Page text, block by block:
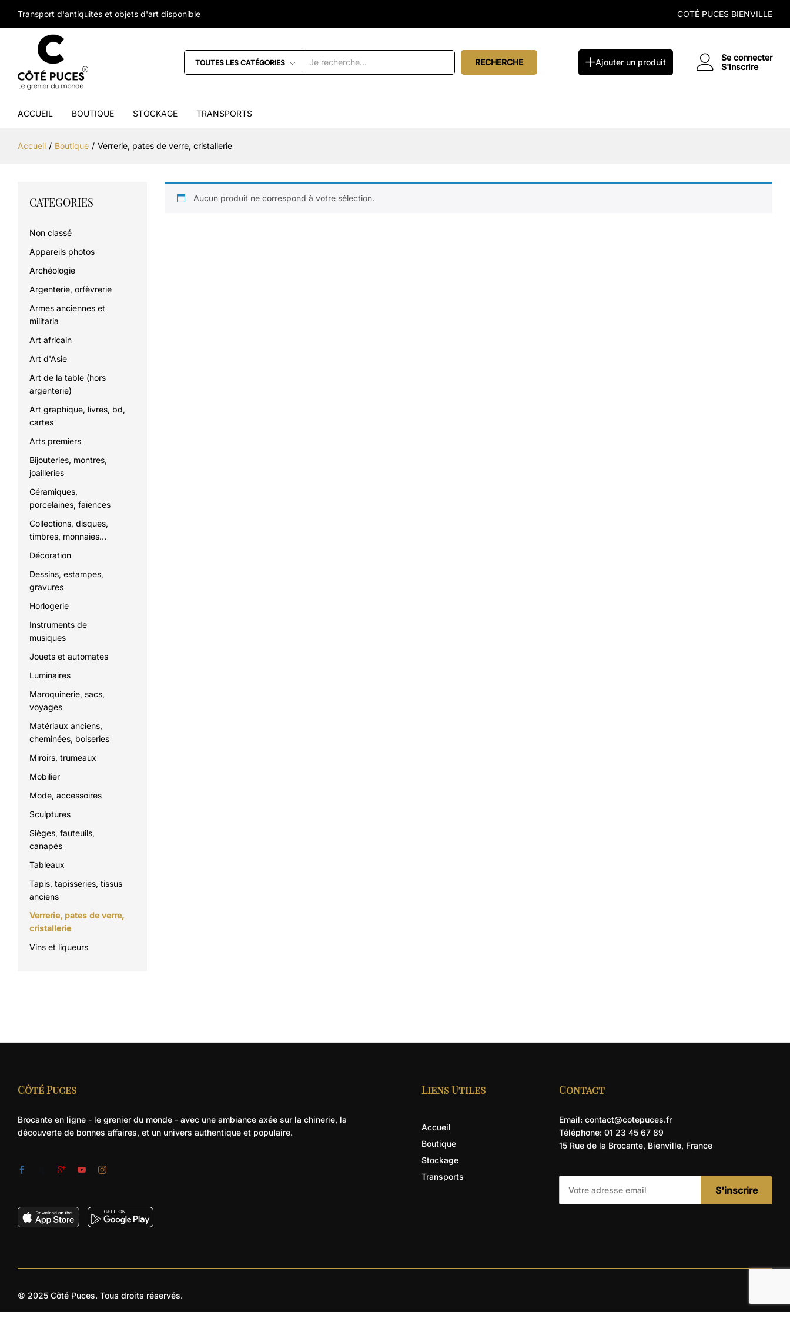
Transport d'antiquités et objets d'art disponible COTÉ PUCES BIENVILLE
TOUTES LES CATÉGORIES RECHERCHE Ajouter un produit
Se connecter
S'inscrire
ACCUEIL BOUTIQUE STOCKAGE TRANSPORTS
Accueil / Boutique / Verrerie, pates de verre, cristallerie
Aucun produit ne correspond à votre sélection.
CATEGORIES
Non classé
Appareils photos
Archéologie
Argenterie, orfèvrerie
Armes anciennes et
militaria
Art africain
Art d'Asie
Art de la table (hors
argenterie)
Art graphique, livres, bd,
cartes
Arts premiers
Bijouteries, montres,
joailleries
Céramiques,
porcelaines, faïences
Collections, disques,
timbres, monnaies…
Décoration
Dessins, estampes,
gravures
Horlogerie
Instruments de
musiques
Jouets et automates
Luminaires
Maroquinerie, sacs,
voyages
Matériaux anciens,
cheminées, boiseries
Miroirs, trumeaux
Mobilier
Mode, accessoires
Sculptures
Sièges, fauteuils,
canapés
Tableaux
Tapis, tapisseries, tissus
anciens
Verrerie, pates de verre,
cristallerie
Vins et liqueurs
Côté Puces
Brocante en ligne - le grenier du monde - avec une ambiance axée sur la chinerie, la
découverte de bonnes affaires, et un univers authentique et populaire.
Liens Utiles
Accueil
Boutique
Stockage
Transports
Contact
Email: contact@cotepuces.fr
Téléphone: 01 23 45 67 89
15 Rue de la Brocante, Bienville, France
© 2025 Côté Puces. Tous droits réservés.